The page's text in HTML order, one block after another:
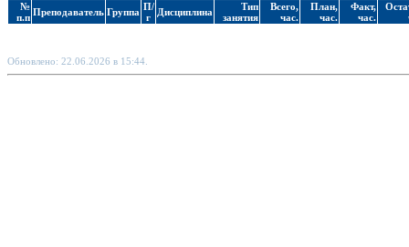
№
п.п Преподаватель Группа П/
г
Дисциплина
Тип
занятия
Всего,
час.
План,
час.
Факт,
час.
Обновлено: 22.06.2026 в 15:44.